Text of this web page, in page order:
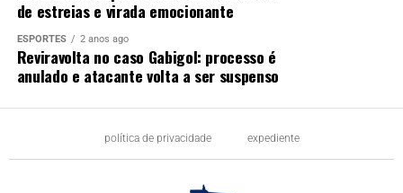
de estreias e virada emocionante
ESPORTES 2 anos ago
Reviravolta no caso Gabigol: processo é
anulado e atacante volta a ser suspenso
política de privacidade expediente